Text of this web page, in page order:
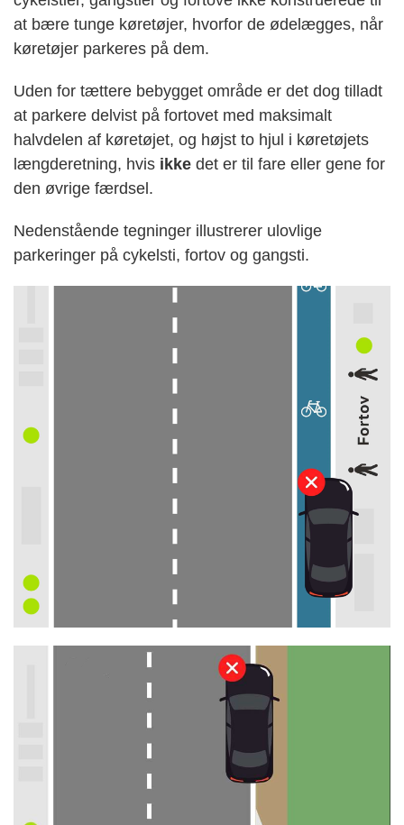
at bære tunge køretøjer, hvorfor de ødelægges, når
køretøjer parkeres på dem.
Uden for tættere bebygget område er det dog tilladt
at parkere delvist på fortovet med maksimalt
halvdelen af køretøjet, og højst to hjul i køretøjets
længderetning, hvis ikke det er til fare eller gene for
den øvrige færdsel.
Nedenstående tegninger illustrerer ulovlige
parkeringer på cykelsti, fortov og gangsti.